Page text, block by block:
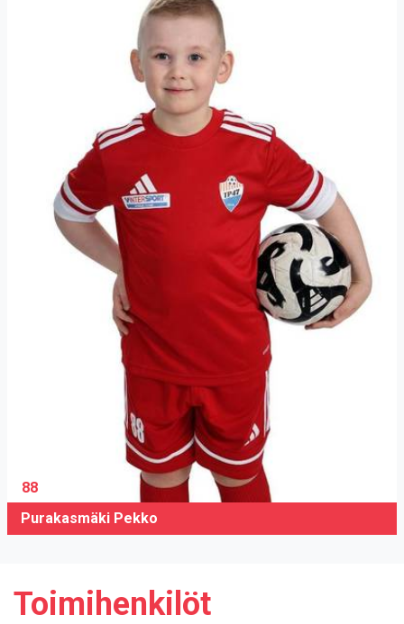
88
Purakasmäki Pekko
Toimihenkilöt